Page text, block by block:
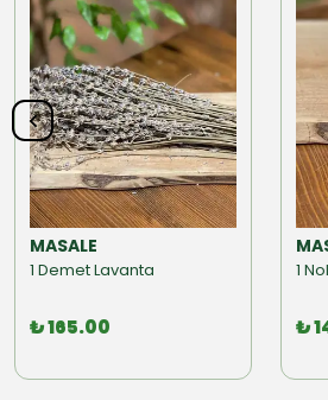
MASALE
1 Demet Lavanta
₺ 165.00
1
₺